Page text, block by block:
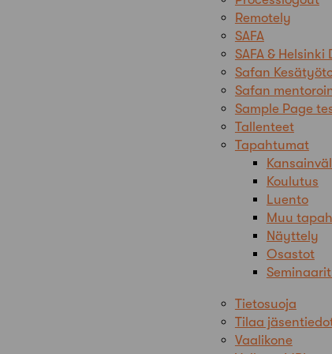
Remotely
SAFA
SAFA & Helsinki
Safan
Safan
Sample Page
Tallenteet
Tapahtumat
Koulutus
Luento
Muu
Näyttely
Osastot
Tietosuoja
Tilaa
Vaalikone